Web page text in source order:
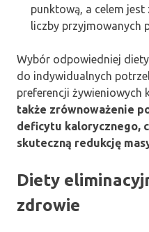
punktową, a celem jest
liczby przyjmowanych
Wybór odpowiedniej
do indywidualnych
preferencji żywieniowych
także zrównoważenie
deficytu kalorycznego,
skuteczną redukcję
Diety
zdrowie